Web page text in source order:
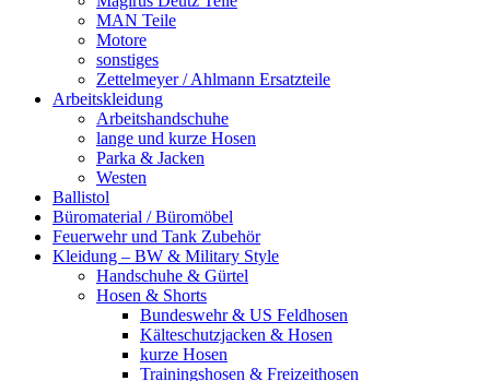
MAN Teile
Motore
sonstiges
Zettelmeyer / Ahlmann Ersatzteile
Arbeitskleidung
Arbeitshandschuhe
lange und kurze Hosen
Parka & Jacken
Westen
Ballistol
Büromaterial / Büromöbel
Feuerwehr und Tank Zubehör
Kleidung – BW & Military Style
Handschuhe & Gürtel
Hosen & Shorts
Bundeswehr & US Feldhosen
Kälteschutzjacken & Hosen
kurze Hosen
Trainingshosen & Freizeithosen